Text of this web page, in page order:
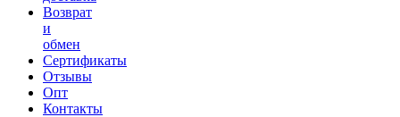
Возврат
и
обмен
Сертификаты
Отзывы
Опт
Контакты